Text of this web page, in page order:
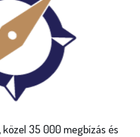
35 000 megbízás és